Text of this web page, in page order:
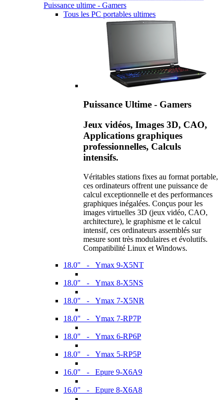
Puissance ultime - Gamers
Tous les PC portables ultimes
Puissance Ultime - Gamers
Jeux vidéos, Images 3D, CAO,
Applications graphiques
professionnelles, Calculs
intensifs.
Véritables stations fixes au format portable,
ces ordinateurs offrent une puissance de
calcul exceptionnelle et des performances
graphiques inégalées. Conçus pour les
images virtuelles 3D (jeux vidéo, CAO,
architecture), le graphisme et le calcul
intensif, ces ordinateurs assemblés sur
mesure sont très modulaires et évolutifs.
Compatibilité Linux et Windows.
18.0" - Ymax 9-X5NT
18.0" - Ymax 8-X5NS
18.0" - Ymax 7-X5NR
18.0" - Ymax 7-RP7P
18.0" - Ymax 6-RP6P
18.0" - Ymax 5-RP5P
16.0" - Epure 9-X6A9
16.0" - Epure 8-X6A8